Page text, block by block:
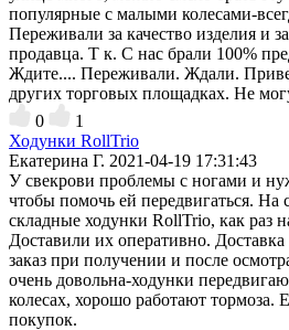
популярные с малыми колесами-
Переживали за качество изделия и
продавца. Т к. С нас брали 100%
Ждите.... Переживали. Ждали.
других торговых площадках. Не
0
1
Ходунки RollTrio
Екатерина Г. 2021-04-19 17:31:43
У свекрови проблемы с ногами и
чтобы помочь ей передвигаться. На
складные ходунки RollTrio, как раз
Доставили их оперативно.
заказ при получении и после
очень довольна-ходунки
колесах, хорошо работают тормоза.
покупок.